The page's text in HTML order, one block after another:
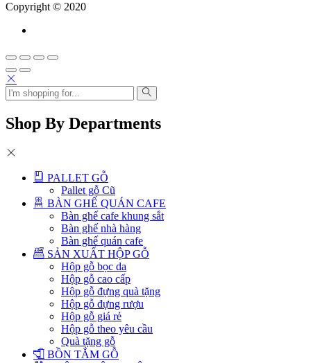
Copyright © 2020
Shop By Departments
PALLET GỖ
Pallet gỗ Cũ
BÀN GHẾ QUÁN CAFE
Bàn ghế cafe khung sắt
Bàn ghế nhà hàng
Bàn ghế quán cafe
SẢN XUẤT HỘP GỖ
Hộp gỗ bọc da
Hộp gỗ cao cấp
Hộp gỗ đựng quà tặng
Hộp gỗ đựng rượu
Hộp gỗ giá rẻ
Hộp gỗ theo yêu cầu
Quà tặng gỗ
BỒN TẮM GỖ